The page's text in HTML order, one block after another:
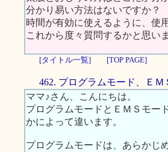
分かり易い方法はないですか？
時間が有効に使えるように、使
これから度々質問するかと思い
[タイトル一覧] [TOP PAGE]
462. プログラムモード、Ｅ
ママ♪さん、こんにちは。
プログラムモードとＥＭＳモー
かによって違います。
プログラムモードは、あらかじ